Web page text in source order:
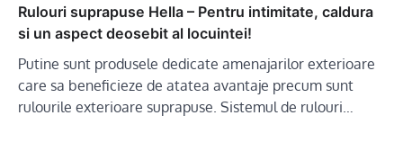
Rulouri suprapuse Hella – Pentru intimitate, caldura
si un aspect deosebit al locuintei!
Putine sunt produsele dedicate amenajarilor exterioare
care sa beneficieze de atatea avantaje precum sunt
rulourile exterioare suprapuse. Sistemul de rulouri…